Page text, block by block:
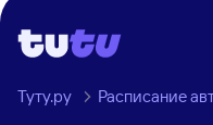
Туту.ру Расписание